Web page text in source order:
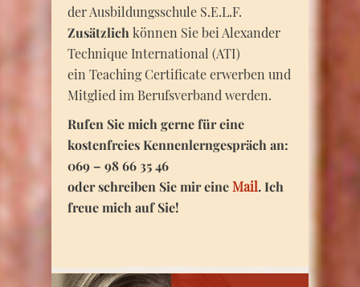
der Ausbildungsschule S.E.L.F.
Zusätzlich können Sie bei Alexander
Technique International (ATI)
ein Teaching Certificate erwerben und
Mitglied im Berufsverband werden.
Rufen Sie mich gerne für eine
kostenfreies Kennenlerngespräch an:
069 – 98 66 35 46
oder schreiben Sie mir eineMail. Ich
freue mich auf Sie!